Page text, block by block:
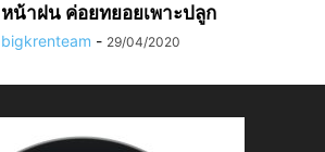
หน้าฝน ค่อยทยอยเพาะปลูก
bigkrenteam - 29/04/2020